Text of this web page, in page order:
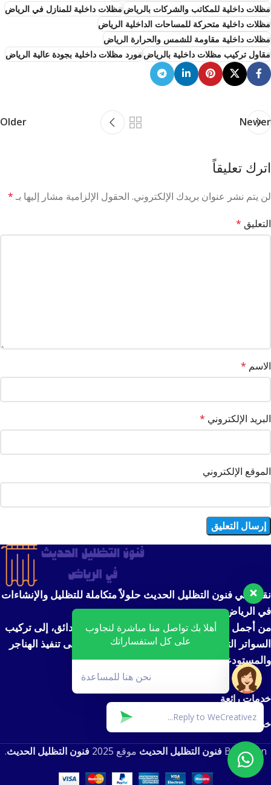
مظلات داخلية للمكاتب والشركات بالرياضمظلات داخلية للمنازل في الرياض
مظلات داخلية متحركة للمساحات الداخلية الرياض
مظلات داخلية مقاومة للشمس والحرارة الرياض
مقاول تركيب مظلات داخلية بالرياضمورد مظلات داخلية بجودة عالية الرياض
Newer
Older
اترك تعليقاً
لن يتم نشر عنوان بريدك الإلكتروني. الحقول الإلزامية مشار إليها بـ *
التعليق *
الاسم *
البريد الإلكتروني *
الموقع الإلكتروني
نقدم في فنون التظليل الحديث حلولاً متكاملة للتظليل والإنشاءات
في الرياض.
من أجمل تصاميم مظلات السيارات ومظلات الحدائق، إلى تركيب
السواتر التي توفر الخصوصية والأمان، بالإضافة إلى تنفيذ الهناجر
والمستودعات بأعلى معايير الجودة والمتانة.
خدمات رائعة
خدمات رائعة
Based on فنون التظليل الحديث موقع فنون التظليل الحديث.
أهلا بك تواصل منا مباشرة لنجاوب
على كل استفساراتك
نحن هنا للمساعدة